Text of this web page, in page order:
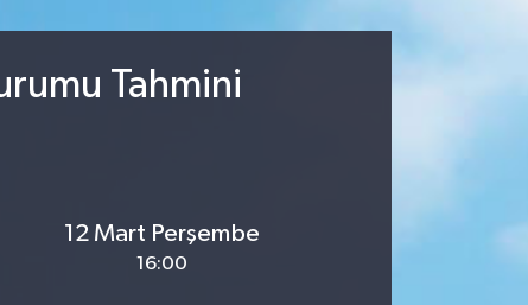
Tahmini
12 Mart Perşembe
16:00